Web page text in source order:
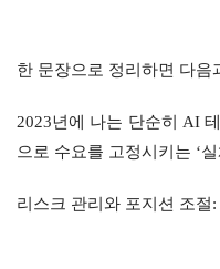
한 문장으로 정리하면 다음
2023년에 나는 단순히 AI
으로 수요를 고정시키는 ‘
리스크 관리와 포지션 조절